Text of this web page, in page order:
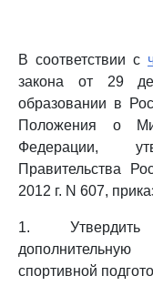
В соответствии с
закона от 29
образовании в
Положения о
Федерации,
Правительства
2012 г. N 607,
1. Утвердить
спортивной